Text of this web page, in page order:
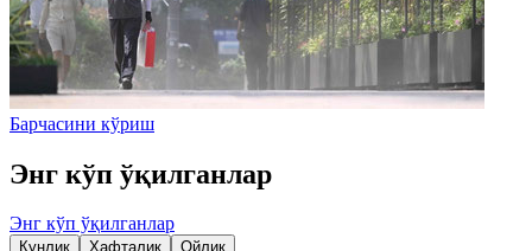
Барчасини кўриш
Энг кўп ўқилганлар
Энг кўп ўқилганлар
Кунлик Ҳафталик Ойлик